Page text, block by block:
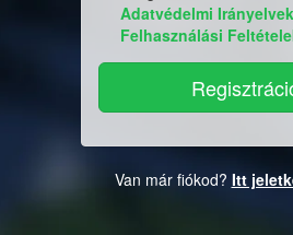
Adatvédelmi Irányelvek
Felhasználási
Van már fiókod? Itt